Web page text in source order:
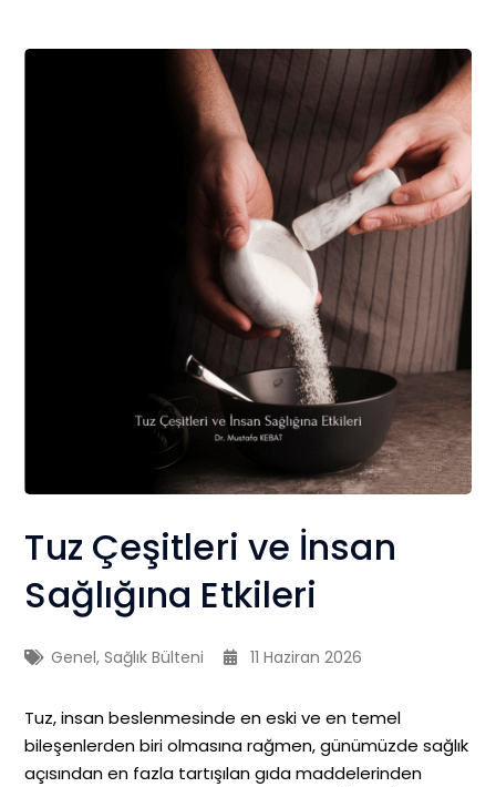
Tuz Çeşitleri ve İnsan
Sağlığına Etkileri
Genel,Sağlık Bülteni 11 Haziran 2026
Tuz, insan beslenmesinde en eski ve en temel
bileşenlerden biri olmasına rağmen, günümüzde sağlık
açısından en fazla tartışılan gıda maddelerinden